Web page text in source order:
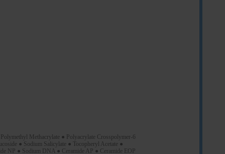
Methacrylate ● Polyacrylate Crosspolymer-6
● Sodium Salicylate ● Tocopheryl Acetate ●
NP ● Sodium DNA ● Ceramide AP ● Ceramide EOP